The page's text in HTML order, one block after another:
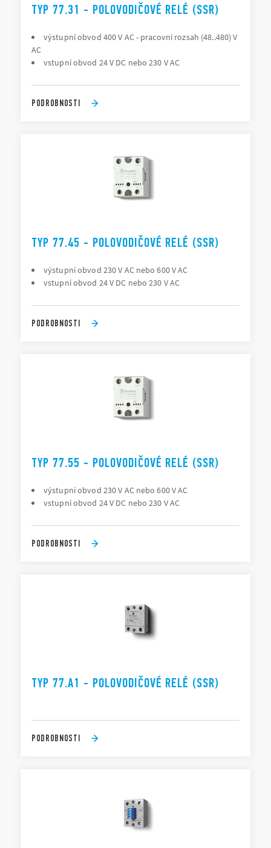
TYP 77.31 - POLOVODIČOVÉ RELÉ (SSR)
výstupní obvod 400 V AC - pracovní rozsah (48..480) V
AC
vstupní obvod 24 V DC nebo 230 V AC
PODROBNOSTI
TYP 77.45 - POLOVODIČOVÉ RELÉ (SSR)
výstupní obvod 230 V AC nebo 600 V AC
vstupní obvod 24 V DC nebo 230 V AC
PODROBNOSTI
TYP 77.55 - POLOVODIČOVÉ RELÉ (SSR)
výstupní obvod 230 V AC nebo 600 V AC
vstupní obvod 24 V DC nebo 230 V AC
PODROBNOSTI
TYP 77.A1 - POLOVODIČOVÉ RELÉ (SSR)
PODROBNOSTI